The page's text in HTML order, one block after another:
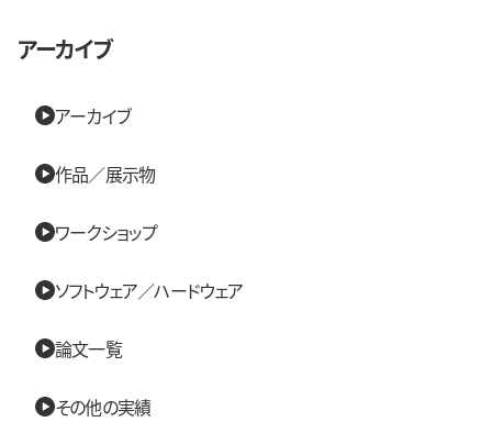
アーカイブ
アーカイブ
作品／展示物
ワークショップ
ソフトウェア／ハードウェア
論文一覧
その他の実績